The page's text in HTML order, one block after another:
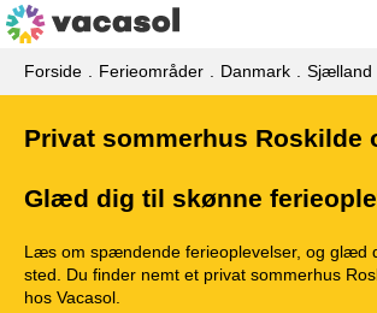
Forside Ferieområder Danmark Sjælland
Privat sommerhus Roskilde
Glæd dig til skønne
Læs om spændende ferieoplevelser, og glæd
sted. Du finder nemt et privat sommerhus
hos Vacasol.